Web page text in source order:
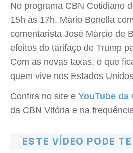
No programa CBN Cotidiano
15h às 17h, Mário Bonella
comentarista José Márcio de
efeitos do tarifaço de Trump
Com as novas taxas, o que
quem vive nos Estados
Confira no site e YouTube da
da CBN Vitória e na
ESTE VÍDEO PODE